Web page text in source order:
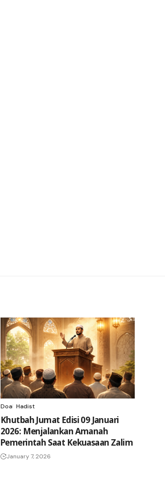
Doa Hadist
Khutbah Jumat Edisi 09 Januari
2026: Menjalankan Amanah
Pemerintah Saat Kekuasaan Zalim
January 7, 2026